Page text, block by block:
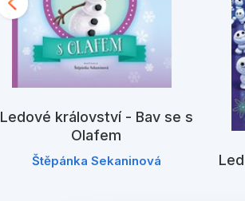
Ledové království - Bav se s
Olafem
Štěpánka Sekaninová